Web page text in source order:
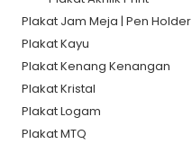
Plakat Jam Meja | Pen Holder
Plakat Kayu
Plakat Kenang Kenangan
Plakat Kristal
Plakat Logam
Plakat MTQ